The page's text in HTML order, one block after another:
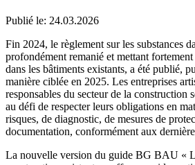
Publié le: 24.03.2026
Fin 2024, le règlement sur les substances
profondément remanié et mettant
dans les bâtiments existants, a été publié,
manière ciblée en 2025. Les entreprises
responsables du secteur de la construction
au défi de respecter leurs obligations en
risques, de diagnostic, de mesures de
documentation, conformément aux
La nouvelle version du guide BG BAU «